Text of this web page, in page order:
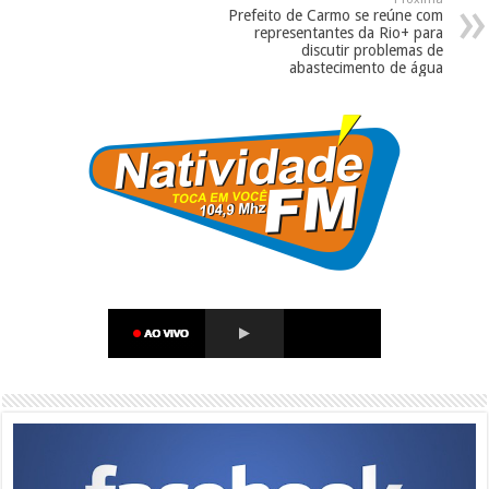
Prefeito de Carmo se reúne com
representantes da Rio+ para
discutir problemas de
abastecimento de água